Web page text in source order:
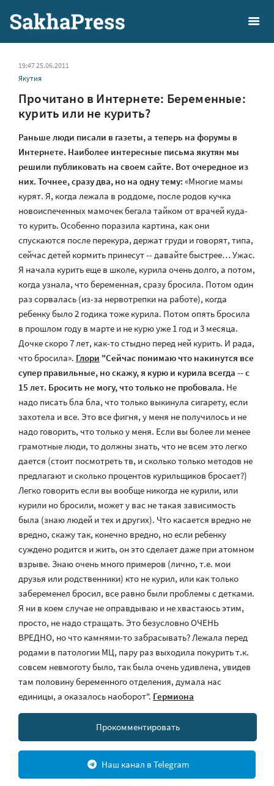
19:47 25.06.2011
Якутия
Прочитано в Интернете: Беременные:
курить или не курить?
Раньше люди писали в газеты, а теперь на форумы в
Интернете. Наиболее интересные письма якутян мы
решили публиковать на своем сайте. Вот очередное из
них. Точнее, сразу два, но на одну тему: «Многие мамы
курят. Я, когда лежала в роддоме, после родов кучка
новоиспеченных мамочек бегала тайком от врачей куда-
то курить. Особенно поразила картина, как они
спускаются после перекура, держат груди и говорят, типа,
сейчас детей кормить принесут -- давайте быстрее… Ужас.
Я начала курить еще в школе, курила очень долго, а потом,
когда узнала, что беременная, сразу бросила. Потом один
раз сорвалась (из-за нервотрепки на работе), когда
ребенку было 2 годика тоже курила. Потом опять бросила
в прошлом году в марте и не курю уже 1 год и 3 месяца.
Дочке скоро 7 лет, как-то стыдно перед ней курить. И рада,
что бросила». Глори "Сейчас понимаю что накинутся все
супер правильные, но скажу, я курю и курила всегда -- с
15 лет. Бросить не могу, что только не пробовала. Не
надо писать бла бла, что только выкинула сигарету, если
захотела и все. Это все фигня, у меня не получилось и не
надо говорить, что только у меня. Если вы более ли менее
грамотные люди, то должны знать, что не всем это легко
дается (стоит посмотреть тв, и сколько только методов не
предлагают и сколько процентов курильщиков бросает?)
Легко говорить если вы вообще никогда не курили, или
курили но бросили, может у вас не такая зависимость
была (знаю людей и тех и других). Что касается вредно не
вредно, скажу так, конечно вредно, но если ребенку
суждено родится и жить, он это сделает даже при атомном
взрыве. Знаю очень много примеров (лично, т.е. мои
друзья или родственники) кто не курил, или как только
забеременел бросил, все равно были проблемы с детками.
Я ни в коем случае не оправдываю и не хвастаюсь этим,
просто, не надо стращать. Это безусловно ОЧЕНЬ
ВРЕДНО, но что камнями-то забрасывать? Лежала перед
родами в патологии МЦ, пару раз выходила покурить т.к.
совсем невмоготу было, так была очень удивлена, увидев
там половину беременного отделения, думала нас
единицы, а оказалось наоборот". Гермиона
Прокомментировать
Наш канал в Telegram